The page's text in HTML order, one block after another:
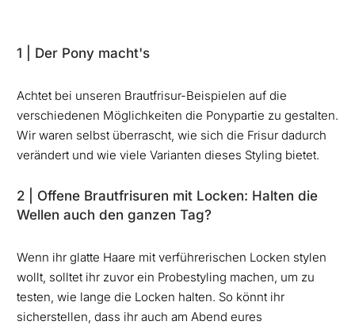
1 | Der Pony macht's
Achtet bei unseren Brautfrisur-Beispielen auf die
verschiedenen Möglichkeiten die Ponypartie zu gestalten.
Wir waren selbst überrascht, wie sich die Frisur dadurch
verändert und wie viele Varianten dieses Styling bietet.
2 | Offene Brautfrisuren mit Locken: Halten die
Wellen auch den ganzen Tag?
Wenn ihr glatte Haare mit verführerischen Locken stylen
wollt, solltet ihr zuvor ein Probestyling machen, um zu
testen, wie lange die Locken halten. So könnt ihr
sicherstellen, dass ihr auch am Abend eures